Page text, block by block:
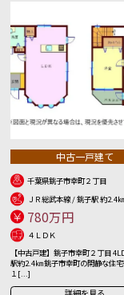
中古一戸建て
千葉県銚子市幸町２丁目
ＪＲ総武本線 / 銚子駅 約2.4
780万円
４ＬＤＫ
【中古戸建】銚子市幸町２丁目
駅約2.4㎞ 銚子市幸町の閑静な住
１[...]